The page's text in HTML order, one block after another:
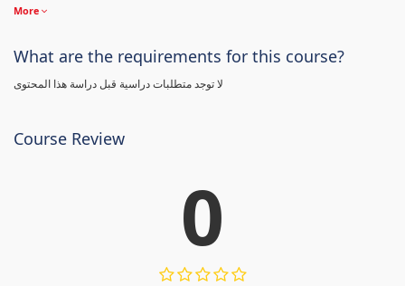
More
What are the requirements for this course?
لا توجد متطلبات دراسية قبل دراسة هذا المحتوى
Course Review
0